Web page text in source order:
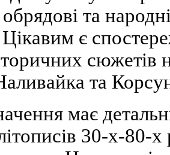
та
є
сюжетiв
та
має
30-х-80-